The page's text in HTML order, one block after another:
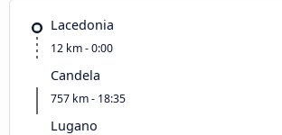
Lacedonia
12 km - 0:00
Candela
757 km - 18:35
Lugano